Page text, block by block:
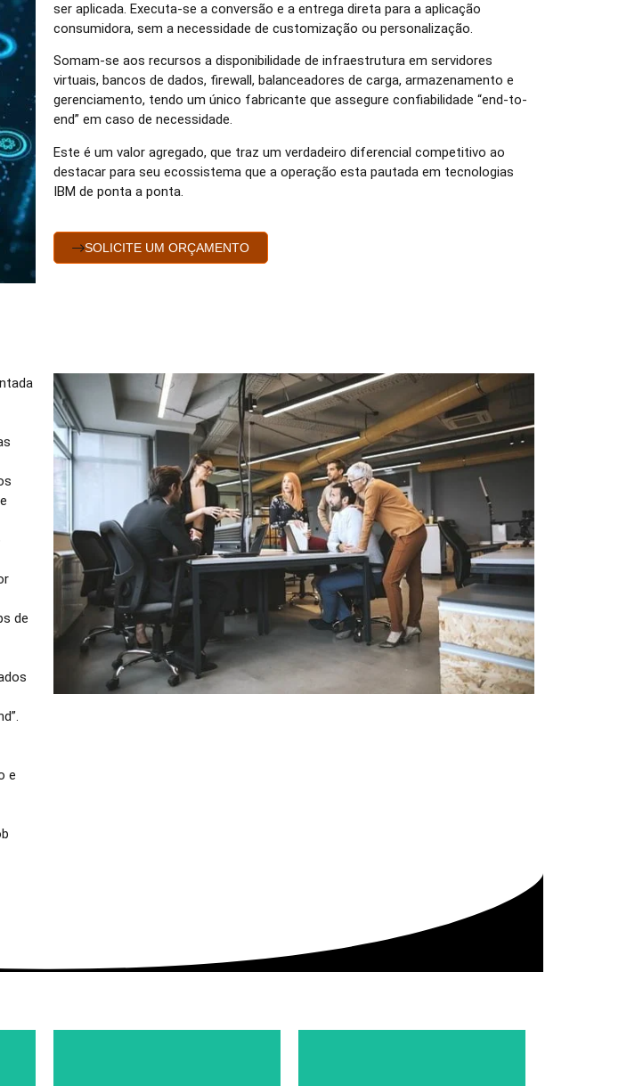
ser aplicada. Executa-se a conversão e a entrega direta para a aplicação
consumidora, sem a necessidade de customização ou personalização.
Somam-se aos recursos a disponibilidade de infraestrutura em servidores
virtuais, bancos de dados, firewall, balanceadores de carga, armazenamento e
gerenciamento, tendo um único fabricante que assegure confiabilidade “end-to-
end” em caso de necessidade.
Este é um valor agregado, que traz um verdadeiro diferencial competitivo ao
destacar para seu ecossistema que a operação esta pautada em tecnologias
IBM de ponta a ponta.
SOLICITE UM ORÇAMENTO
de
e